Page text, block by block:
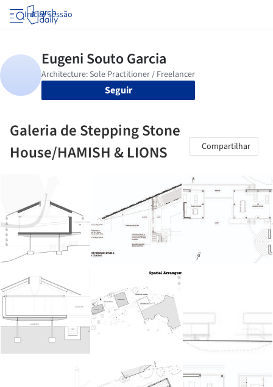
Iniciar sessão
Seguir
Galeria de Stepping Stone
House/HAMISH & LIONS
Compartilhar